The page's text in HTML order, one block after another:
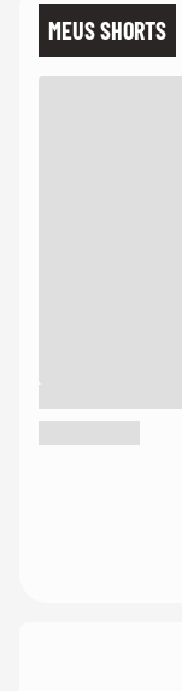
MEUS SHORTS